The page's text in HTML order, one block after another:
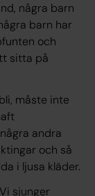
några barn
barn har
och
sitta på
måste inte
andra
och så
i ljusa kläder.
sjunger